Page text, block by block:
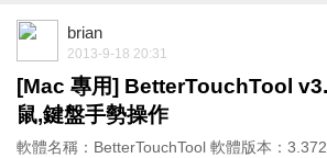
brian
2013-9-18 20:31
[Mac 專用] BetterTouchTool
鼠,鍵盤手勢操作
軟體名稱：BetterTouchTool 軟體版本：